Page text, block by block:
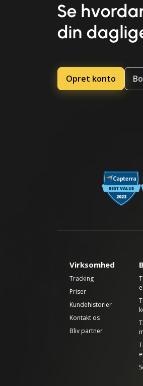
Se
din
Opret konto
Virksomhed
Tracking
Priser
Kundehistorier
Kontakt os
Bliv partner